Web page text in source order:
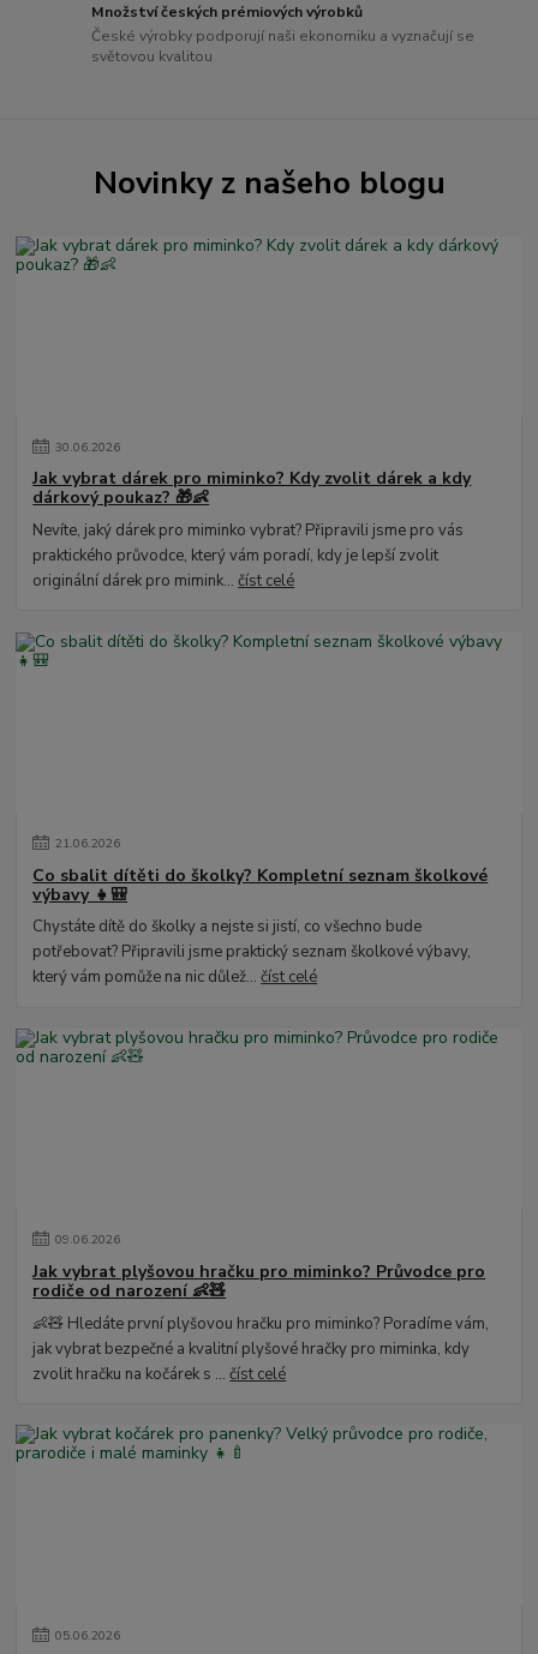
Množství českých prémiových výrobků
České výrobky podporují naši ekonomiku a vyznačují se
světovou kvalitou
Novinky z našeho blogu
30.06.2026
Jak vybrat dárek pro miminko? Kdy zvolit dárek a kdy
dárkový poukaz? 🎁👶
Nevíte, jaký dárek pro miminko vybrat? Připravili jsme pro vás
praktického průvodce, který vám poradí, kdy je lepší zvolit
originální dárek pro mimink...číst celé
21.06.2026
Co sbalit dítěti do školky? Kompletní seznam školkové
výbavy 👧🎒
Chystáte dítě do školky a nejste si jistí, co všechno bude
potřebovat? Připravili jsme praktický seznam školkové výbavy,
který vám pomůže na nic důlež...číst celé
09.06.2026
Jak vybrat plyšovou hračku pro miminko? Průvodce pro
rodiče od narození 👶🧸
👶🧸 Hledáte první plyšovou hračku pro miminko? Poradíme vám,
jak vybrat bezpečné a kvalitní plyšové hračky pro miminka, kdy
zvolit hračku na kočárek s ...číst celé
05.06.2026